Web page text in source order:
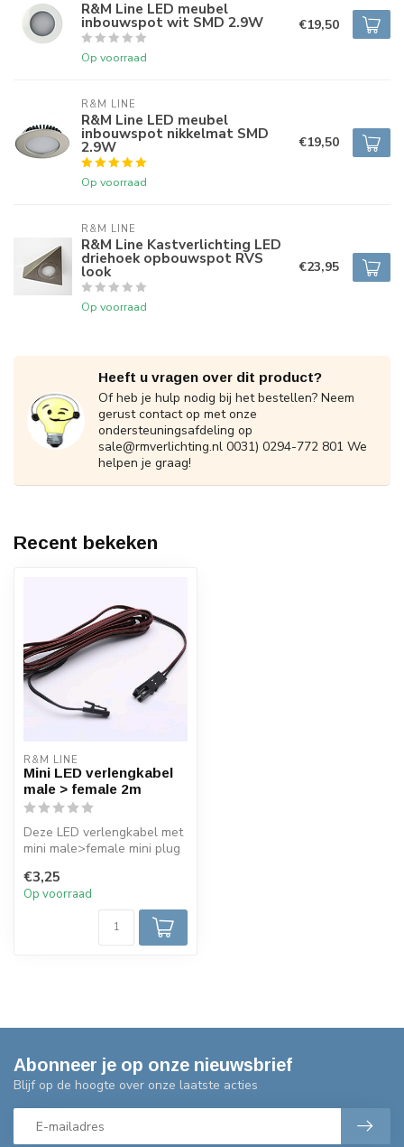
R&M Line LED meubel
inbouwspot wit SMD 2.9W
Op voorraad
€19,50
R&M LINE
R&M Line LED meubel
inbouwspot nikkelmat SMD
2.9W
Op voorraad
€19,50
R&M LINE
R&M Line Kastverlichting LED
driehoek opbouwspot RVS
look
Op voorraad
€23,95
Heeft u vragen over dit product?
Of heb je hulp nodig bij het bestellen? Neem
gerust contact op met onze
ondersteuningsafdeling op
sale@rmverlichting.nl 0031) 0294-772 801 We
helpen je graag!
Recent bekeken
R&M LINE
Mini LED verlengkabel
male > female 2m
Deze LED verlengkabel met
mini male>female mini plug
€3,25
Op voorraad
Abonneer je op onze nieuwsbrief
Blijf op de hoogte over onze laatste acties